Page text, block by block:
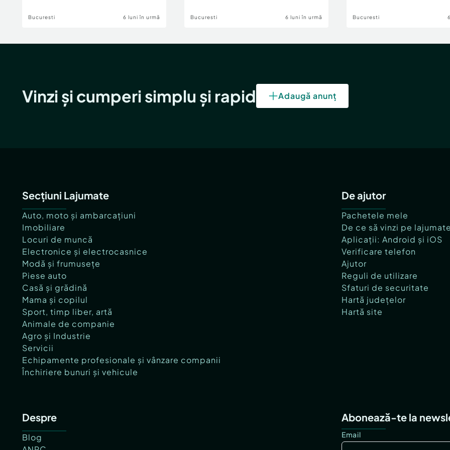
Bucuresti 6 luni în urmă Bucuresti 6 luni în urmă Bucuresti
Vinzi și cumperi simplu și rapid Adaugă anunț
Secțiuni Lajumate
Auto, moto și ambarcațiuni
Imobiliare
Locuri de muncă
Electronice și electrocasnice
Modă și frumusețe
Piese auto
Casă și grădină
Mama și copilul
Sport, timp liber, artă
Animale de companie
Agro și Industrie
Servicii
Echipamente profesionale și vânzare companii
Închiriere bunuri și vehicule
De ajutor
Pachetele mele
De ce să vinzi pe
Aplicații: Android și iOS
Verificare telefon
Ajutor
Reguli de utilizare
Sfaturi de securitate
Hartă județelor
Hartă site
Despre
Blog
Abonează-te la
Email